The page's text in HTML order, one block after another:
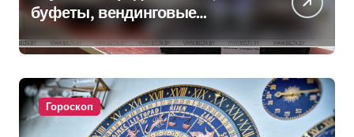
буфеты, вендинговые
аппараты. Минобразования об
изменениях в школьном
питании
Гороскоп